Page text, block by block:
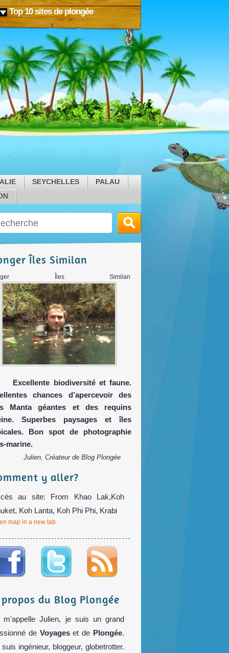
Top 10 sites de plongée
SEYCHELLES
PALAU
Îles Similan
Îles Similan
Excellente biodiversité et faune.
chances d’apercevoir des
Manta géantes et des requins
Superbes paysages et îles
Bon spot de photographie
marine.
Julien, Créateur de Blog Plongée
y aller?
au site: From Khao Lak,Koh
Koh Lanta, Koh Phi Phi, Krabi
map in a new tab
du Blog Plongée
m'appelle Julien, je suis un grand
de Voyageset de Plongée.
ingénieur, bloggeur, globetrotter.